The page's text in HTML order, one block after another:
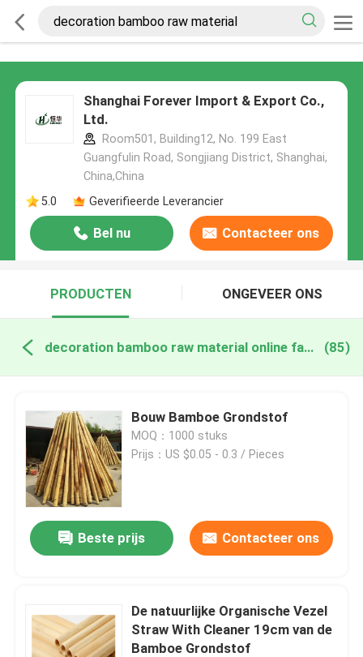
Shanghai Forever Import & Export Co.,
Ltd.
Room501, Building12, No. 199 East
Guangfulin Road, Songjiang District, Shanghai,
China,China
5.0
Geverifieerde Leverancier
Bel nu Contacteer ons
PRODUCTEN ONGEVEER ONS
decoration bamboo raw material online fabricage (85)
Bouw Bamboe Grondstof
MOQ：1000 stuks
Prijs：US $0.05 - 0.3 / Pieces
Beste prijs Contacteer ons
De natuurlijke Organische Vezel
Straw With Cleaner 19cm van de
Bamboe Grondstof